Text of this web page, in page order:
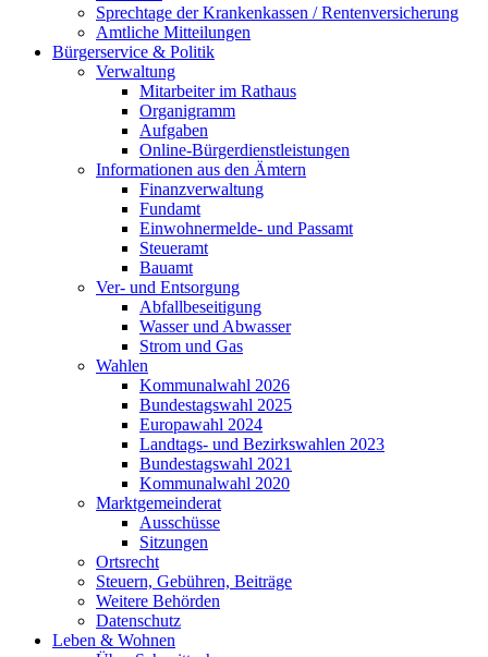
Sprechtage der Krankenkassen / Rentenversicherung
Amtliche Mitteilungen
Bürgerservice & Politik
Verwaltung
Mitarbeiter im Rathaus
Organigramm
Aufgaben
Online-Bürgerdienstleistungen
Informationen aus den Ämtern
Finanzverwaltung
Fundamt
Einwohnermelde- und Passamt
Steueramt
Bauamt
Ver- und Entsorgung
Abfallbeseitigung
Wasser und Abwasser
Strom und Gas
Wahlen
Kommunalwahl 2026
Bundestagswahl 2025
Europawahl 2024
Landtags- und Bezirkswahlen 2023
Bundestagswahl 2021
Kommunalwahl 2020
Marktgemeinderat
Ausschüsse
Sitzungen
Ortsrecht
Steuern, Gebühren, Beiträge
Weitere Behörden
Datenschutz
Leben & Wohnen